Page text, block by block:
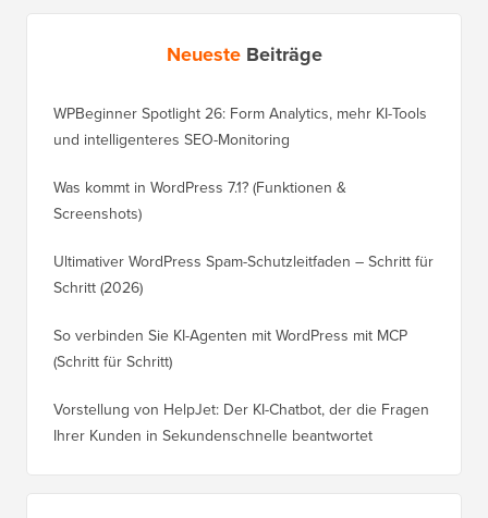
Neueste Beiträge
WPBeginner Spotlight 26: Form Analytics, mehr KI-Tools
und intelligenteres SEO-Monitoring
Was kommt in WordPress 7.1? (Funktionen &
Screenshots)
Ultimativer WordPress Spam-Schutzleitfaden – Schritt für
Schritt (2026)
So verbinden Sie KI-Agenten mit WordPress mit MCP
(Schritt für Schritt)
Vorstellung von HelpJet: Der KI-Chatbot, der die Fragen
Ihrer Kunden in Sekundenschnelle beantwortet